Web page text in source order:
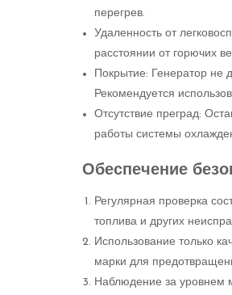
перегрев.
Удаленность от
расстоянии от горючих
Покрытие: Генератор не
Рекомендуется
Отсутствие преград:
работы системы
Обеспечение
Регулярная проверка
топлива и других
Использование только
марки для
Наблюдение за уровнем